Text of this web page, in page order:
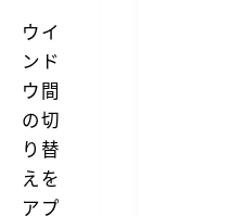
ウイ
ンド
ウ間
の切
り替
えを
アプ